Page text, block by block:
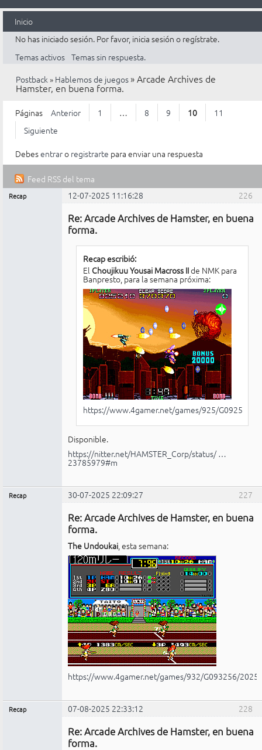
Inicio
No has iniciado sesión. Por favor, inicia sesión o regístrate.
Temas activos Temas sin respuesta.
Postback» Hablemos de juegos »Arcade Archives de
Hamster, en buena forma.
Páginas Anterior 1 … 8 9 10
11
Siguiente
Debesentraro registrarte para enviar una respuesta
Feed RSS del tema
226
Recap 12-07-2025 11:16:28
Re: Arcade Archives de Hamster, en buena
forma.
Recap escribió:
El Choujikuu Yousai Macross IIde NMK para
Banpresto, para la semana próxima:
https://www.4gamer.net/games/925/G092538/
Disponible.
https://nitter.net/HAMSTER_Corp/status/ …
23785979#m
227
Recap 30-07-2025 22:09:27
Re: Arcade Archives de Hamster, en buena
forma.
The Undoukai , esta semana:
https://www.4gamer.net/games/932/G093256/
228
Recap 07-08-2025 22:33:12
Re: Arcade Archives de Hamster, en buena
forma.